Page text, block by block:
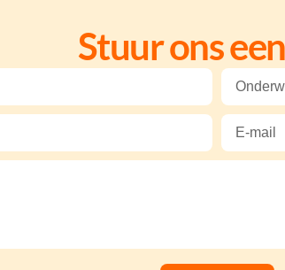
Stuur ons